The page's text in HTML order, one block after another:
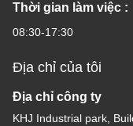
Thời gian làm việc :
08:30-17:30
Địa chỉ của tôi
Địa chỉ công ty
KHJ Industrial park,